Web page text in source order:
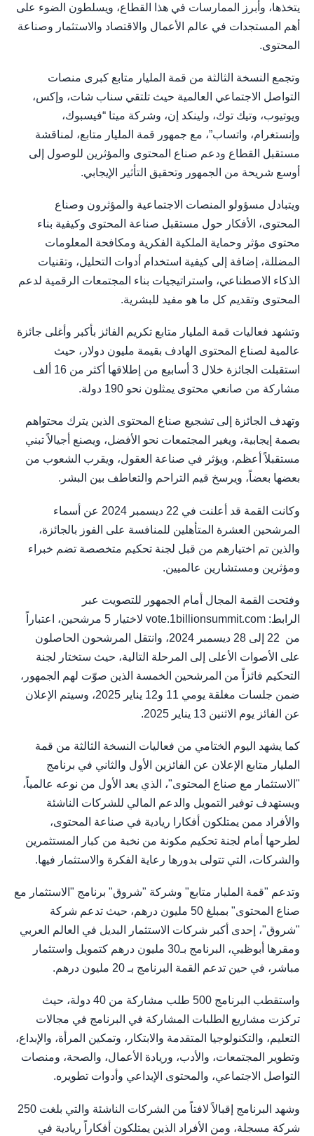
يتخذها، وأبرز الممارسات في هذا القطاع، ويسلطون الضوء على
أهم المستجدات في عالم الأعمال والاقتصاد والاستثمار وصناعة
المحتوى.
وتجمع النسخة الثالثة من قمة المليار متابع كبرى منصات
التواصل الاجتماعي العالمية حيث تلتقي سناب شات، وإكس،
ويوتيوب، وتيك توك، ولينكد إن، وشركة ميتا “فيسبوك،
وإنستغرام، واتساب”، مع جمهور قمة المليار متابع، لمناقشة
مستقبل القطاع ودعم صناع المحتوى والمؤثرين للوصول إلى
أوسع شريحة من الجمهور وتحقيق التأثير الإيجابي.
ويتبادل مسؤولو المنصات الاجتماعية والمؤثرون وصناع
المحتوى، الأفكار حول مستقبل صناعة المحتوى وكيفية بناء
محتوى مؤثر وحماية الملكية الفكرية ومكافحة المعلومات
المضللة، إضافة إلى كيفية استخدام أدوات التحليل، وتقنيات
الذكاء الاصطناعي، واستراتيجيات بناء المجتمعات الرقمية لدعم
المحتوى وتقديم كل ما هو مفيد للبشرية.
وتشهد فعاليات قمة المليار متابع تكريم الفائز بأكبر وأغلى جائزة
عالمية لصناع المحتوى الهادف بقيمة مليون دولار، حيث
استقبلت الجائزة خلال 3 أسابيع من إطلاقها أكثر من 16 ألف
مشاركة من صانعي محتوى يمثلون نحو 190 دولة.
وتهدف الجائزة إلى تشجيع صناع المحتوى الذين يترك محتواهم
بصمة إيجابية، ويغير المجتمعات نحو الأفضل، ويصنع أجيالاً تبني
مستقبلاً أعظم، ويؤثر في صناعة العقول، ويقرب الشعوب من
بعضها بعضاً، ويرسخ قيم التراحم والتعاطف بين البشر.
وكانت القمة قد أعلنت في 22 ديسمبر 2024 عن أسماء
المرشحين العشرة المتأهلين للمنافسة على الفوز بالجائزة،
والذين تم اختيارهم من قبل لجنة تحكيم متخصصة تضم خبراء
ومؤثرين ومستشارين عالميين.
وفتحت القمة المجال أمام الجمهور للتصويت عبر
الرابط: vote.1billionsummit.com لاختيار 5 مرشحين، اعتباراً
من 22 إلى 28 ديسمبر 2024، وانتقل المرشحون الحاصلون
على الأصوات الأعلى إلى المرحلة التالية، حيث ستختار لجنة
التحكيم فائزاً من المرشحين الخمسة الذين صوّت لهم الجمهور،
ضمن جلسات مغلقة يومي 11 و12 يناير 2025، وسيتم الإعلان
عن الفائز يوم الاثنين 13 يناير 2025.
كما يشهد اليوم الختامي من فعاليات النسخة الثالثة من قمة
المليار متابع الإعلان عن الفائزين الأول والثاني في برنامج
"الاستثمار مع صناع المحتوى"، الذي يعد الأول من نوعه عالمياً،
ويستهدف توفير التمويل والدعم المالي للشركات الناشئة
والأفراد ممن يمتلكون أفكارا ريادية في صناعة المحتوى،
لطرحها أمام لجنة تحكيم مكونة من نخبة من كبار المستثمرين
والشركات، التي تتولى بدورها رعاية الفكرة والاستثمار فيها.
وتدعم "قمة المليار متابع" وشركة "شروق" برنامج "الاستثمار مع
صناع المحتوى" بمبلغ 50 مليون درهم، حيث تدعم شركة
"شروق"، إحدى أكبر شركات الاستثمار البديل في العالم العربي
ومقرها أبوظبي، البرنامج بـ30 مليون درهم كتمويل واستثمار
مباشر، في حين تدعم القمة البرنامج بـ 20 مليون درهم.
واستقطب البرنامج 500 طلب مشاركة من 40 دولة، حيث
تركزت مشاريع الطلبات المشاركة في البرنامج في مجالات
التعليم، والتكنولوجيا المتقدمة والابتكار، وتمكين المرأة، والإبداع،
وتطوير المجتمعات، والأدب، وريادة الأعمال، والصحة، ومنصات
التواصل الاجتماعي، والمحتوى الإبداعي وأدوات تطويره.
وشهد البرنامج إقبالاً لافتاً من الشركات الناشئة والتي بلغت 250
شركة مسجلة، ومن الأفراد الذين يمتلكون أفكاراً ريادية في